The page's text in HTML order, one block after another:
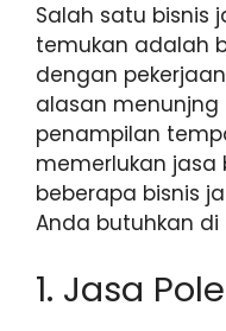
Salah satu bisnis
temukan adalah
dengan
alasan menunjng
penampilan
memerlukan jasa
beberapa bisnis
Anda butuhkan di
1. Jasa